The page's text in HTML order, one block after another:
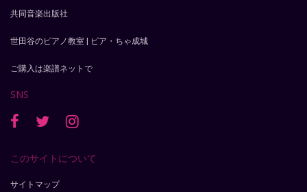
共同音楽出版社
世田谷のピアノ教室 | ピア・ちゃ成城
ご購入は楽譜ネットで
SNS
このサイトについて
サイトマップ